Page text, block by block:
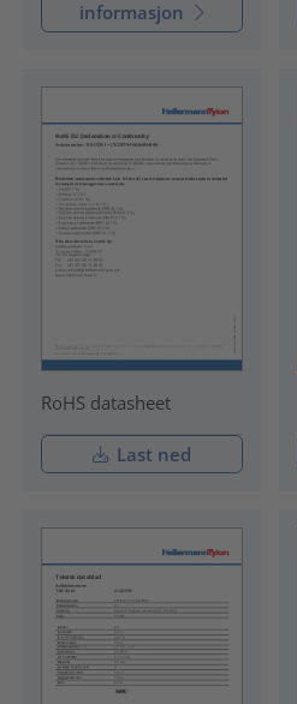
informasjon
RoHS datasheet
Last ned